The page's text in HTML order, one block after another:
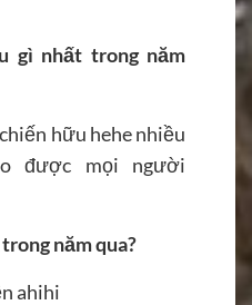
gì nhất trong năm
hữu hehe nhiều
được mọi người
năm qua?
ahihi